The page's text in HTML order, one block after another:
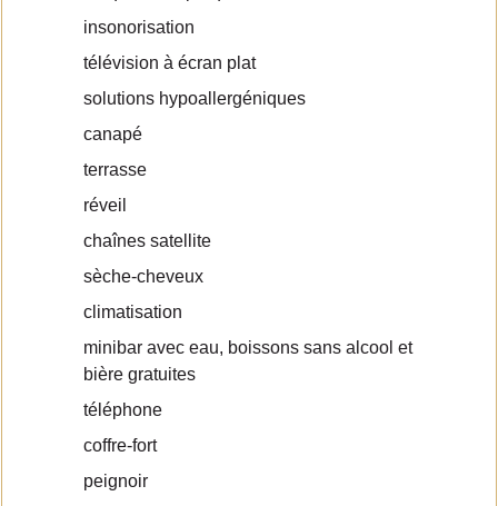
insonorisation
télévision à écran plat
solutions hypoallergéniques
canapé
terrasse
réveil
chaînes satellite
sèche-cheveux
climatisation
minibar avec eau, boissons sans alcool et
bière gratuites
téléphone
coffre-fort
peignoir